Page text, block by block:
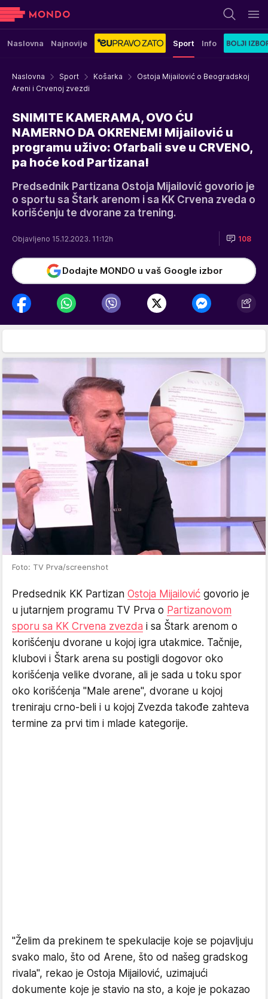
Naslovna Najnovije Sport Info
Naslovna Sport Košarka
Ostoja Mijailović o Beogradskoj
Areni i Crvenoj zvezdi
SNIMITE KAMERAMA, OVO ĆU
NAMERNO DA OKRENEM! Mijailović u
programu uživo: Ofarbali sve u CRVENO,
pa hoće kod Partizana!
Predsednik Partizana Ostoja Mijailović govorio je
o sportu sa Štark arenom i sa KK Crvena zveda o
korišćenju te dvorane za trening.
Objavljeno 15.12.2023. 11:12h 108
Dodajte MONDO u vaš Google izbor
Foto: TV Prva/screenshot
Predsednik KK Partizan Ostoja Mijailović govorio je
u jutarnjem programu TV Prva o Partizanovom
sporu sa KK Crvena zvezda i sa Štark arenom o
korišćenju dvorane u kojoj igra utakmice. Tačnije,
klubovi i Štark arena su postigli dogovor oko
korišćenja velike dvorane, ali je sada u toku spor
oko korišćenja "Male arene", dvorane u kojoj
treniraju crno-beli i u kojoj Zvezda takođe zahteva
termine za prvi tim i mlade kategorije.
"Želim da prekinem te spekulacije koje se pojavljuju
svako malo, što od Arene, što od našeg gradskog
rivala", rekao je Ostoja Mijailović, uzimajući
dokumente koje je stavio na sto, a koje je pokazao